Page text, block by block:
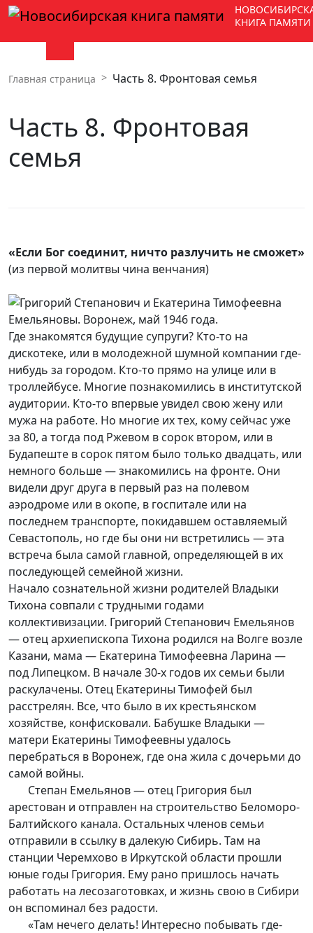
КНИГА ПАМЯТИ
Главная страница Часть 8. Фронтовая семья
Часть 8. Фронтовая
семья
«Если Бог соединит, ничто разлучить не сможет»
(из первой молитвы чина венчания)
Где знакомятся будущие супруги? Кто-то на
дискотеке, или в молодежной шумной компании где-
нибудь за городом. Кто-то прямо на улице или в
троллейбусе. Многие познакомились в институтской
аудитории. Кто-то впервые увидел свою жену или
мужа на работе. Но многие их тех, кому сейчас уже
за 80, а тогда под Ржевом в сорок втором, или в
Будапеште в сорок пятом было только двадцать, или
немного больше — знакомились на фронте. Они
видели друг друга в первый раз на полевом
аэродроме или в окопе, в госпитале или на
последнем транспорте, покидавшем оставляемый
Севастополь, но где бы они ни встретились — эта
встреча была самой главной, определяющей в их
последующей семейной жизни.
Начало сознательной жизни родителей Владыки
Тихона совпали с трудными годами
коллективизации. Григорий Степанович Емельянов
— отец архиепископа Тихона родился на Волге возле
Казани, мама — Екатерина Тимофеевна Ларина —
под Липецком. В начале 30-х годов их семьи были
раскулачены. Отец Екатерины Тимофей был
расстрелян. Все, что было в их крестьянском
хозяйстве, конфисковали. Бабушке Владыки —
матери Екатерины Тимофеевны удалось
перебраться в Воронеж, где она жила с дочерьми до
самой войны.
Степан Емельянов — отец Григория был
арестован и отправлен на строительство Беломоро-
Балтийского канала. Остальных членов семьи
отправили в ссылку в далекую Сибирь. Там на
станции Черемхово в Иркутской области прошли
юные годы Григория. Ему рано пришлось начать
работать на лесозаготовках, и жизнь свою в Сибири
он вспоминал без радости.
«Там нечего делать! Интересно побывать где-